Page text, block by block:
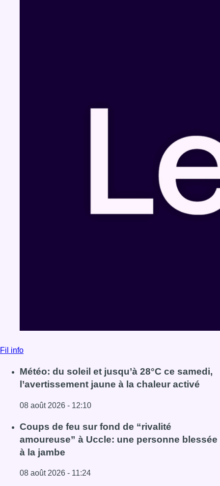
Fil info
Météo: du soleil et jusqu’à 28°C ce samedi,
l’avertissement jaune à la chaleur activé
08 août 2026 - 12:10
Lire l'article Météo: du soleil et jusqu’à 28°C ce samedi,
Coups de feu sur fond de “rivalité
amoureuse” à Uccle: une personne blessée
à la jambe
08 août 2026 - 11:24